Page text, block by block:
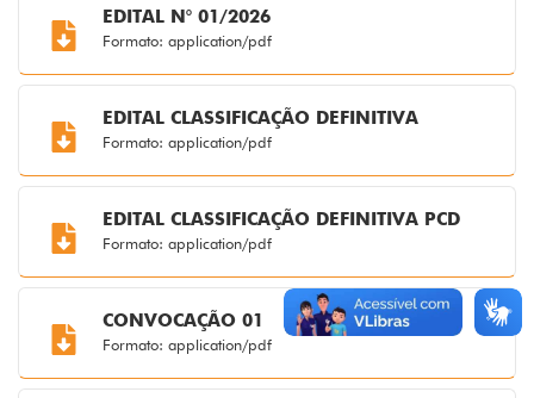
EDITAL N° 01/2026
Formato: application/pdf
EDITAL CLASSIFICAÇÃO DEFINITIVA
Formato: application/pdf
EDITAL CLASSIFICAÇÃO DEFINITIVA PCD
Formato: application/pdf
CONVOCAÇÃO 01
Formato: application/pdf